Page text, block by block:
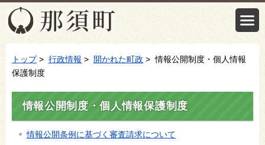
トップ> 行政情報 > 開かれた町政 > 情報公開制度・個人情報
保護制度
情報公開制度・個人情報保護制度
情報公開条例に基づく審査請求について